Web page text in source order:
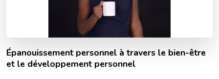
Épanouissement personnel à travers le bien-être
et le développement personnel